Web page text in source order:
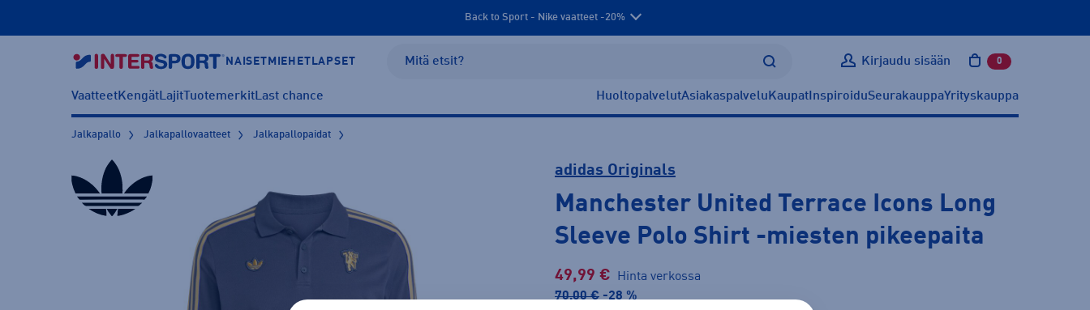
Back to Sport - Nike vaatteet -20%
NAISET MIEHET LAPSET Kirjaudu sisään 0 tuotetta
VaatteetKengätLajitTuotemerkitLast chance HuoltopalvelutAsiakaspalvelu Kaupat InspiroiduSeurakauppaYrityskauppa
Jalkapallo Jalkapallovaatteet Jalkapallopaidat
adidas Originals
Manchester United Terrace Icons Long
Sleeve Polo Shirt -miesten pikeepaita
49,99 €
Hinta verkossa
70,00 € -28 %